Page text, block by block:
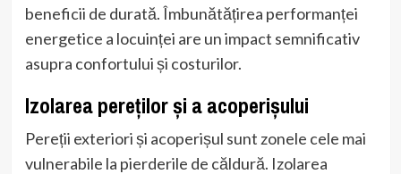
beneficii de durată. Îmbunătățirea performanței
energetice a locuinței are un impact semnificativ
asupra confortului și costurilor.
Izolarea pereților și a acoperișului
Pereții exteriori și acoperișul sunt zonele cele mai
vulnerabile la pierderile de căldură. Izolarea